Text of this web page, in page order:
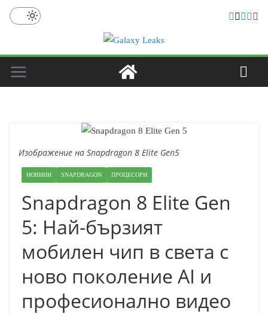
Skip
Изображение на Snapdragon 8 Elite Gen5
НОВИНИ SNAPDRAGON ПРОЦЕСОРИ
Snapdragon 8 Elite Gen
5: Най-бързият
мобилен чип в света с
ново поколение AI и
професионално видео